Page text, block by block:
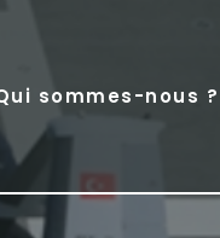
sommes-nous ?